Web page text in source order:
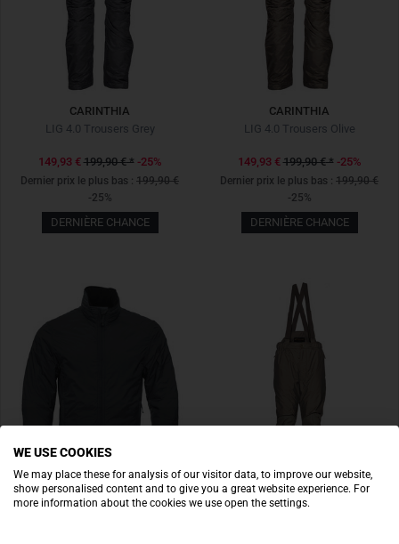
CARINTHIA
LIG 4.0 Trousers Grey
149,93 € 199,90 €* -25%
Dernier prix le plus bas : 199,90 €
-25%
DERNIÈRE CHANCE
CARINTHIA
LIG 4.0 Trousers Olive
149,93 € 199,90 €* -25%
Dernier prix le plus bas : 199,90 €
-25%
DERNIÈRE CHANCE
CARINTHIA
WE USE COOKIES
We may place these for analysis of our visitor data, to improve our website,
show personalised content and to give you a great website experience. For
more information about the cookies we use open the settings.